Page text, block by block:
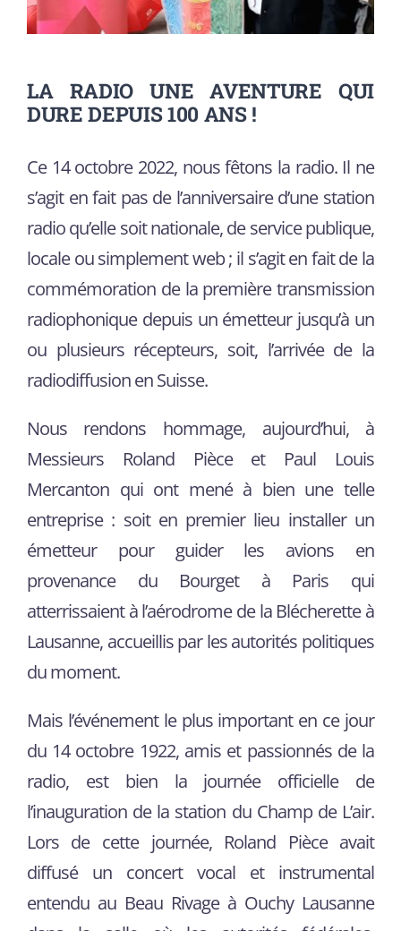
LA RADIO UNE AVENTURE QUI
DURE DEPUIS 100 ANS !
Ce 14 octobre 2022, nous fêtons la radio. Il ne
s’agit en fait pas de l’anniversaire d’une station
radio qu’elle soit nationale, de service publique,
locale ou simplement web ; il s’agit en fait de la
commémoration de la première transmission
radiophonique depuis un émetteur jusqu’à un
ou plusieurs récepteurs, soit, l’arrivée de la
radiodiffusion en Suisse.
Nous rendons hommage, aujourd’hui, à
Messieurs Roland Pièce et Paul Louis
Mercanton qui ont mené à bien une telle
entreprise : soit en premier lieu installer un
émetteur pour guider les avions en
provenance du Bourget à Paris qui
atterrissaient à l’aérodrome de la Blécherette à
Lausanne, accueillis par les autorités politiques
du moment.
Mais l’événement le plus important en ce jour
du 14 octobre 1922, amis et passionnés de la
radio, est bien la journée officielle de
l’inauguration de la station du Champ de L’air.
Lors de cette journée, Roland Pièce avait
diffusé un concert vocal et instrumental
entendu au Beau Rivage à Ouchy Lausanne